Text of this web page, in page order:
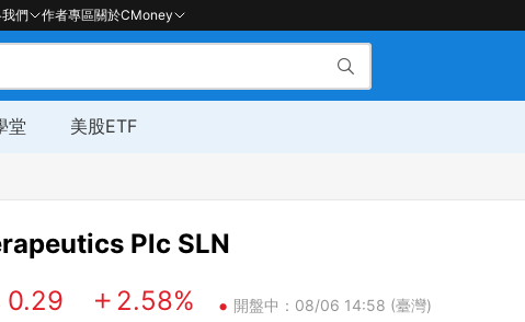
們 作者專區關於CMoney
堂 美股ETF
Plc SLN
0.29 2.58% • 開盤中：08/06 14:58 (臺灣)